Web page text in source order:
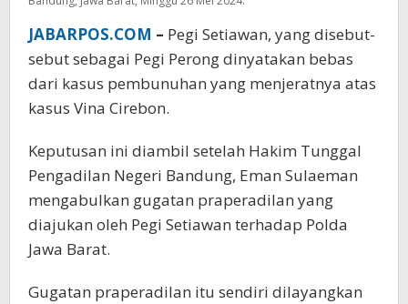
JABARPOS.COM – Pegi Setiawan, yang disebut-
sebut sebagai Pegi Perong dinyatakan bebas
dari kasus pembunuhan yang menjeratnya atas
kasus Vina Cirebon.
Keputusan ini diambil setelah Hakim Tunggal
Pengadilan Negeri Bandung, Eman Sulaeman
mengabulkan gugatan praperadilan yang
diajukan oleh Pegi Setiawan terhadap Polda
Jawa Barat.
Gugatan praperadilan itu sendiri dilayangkan